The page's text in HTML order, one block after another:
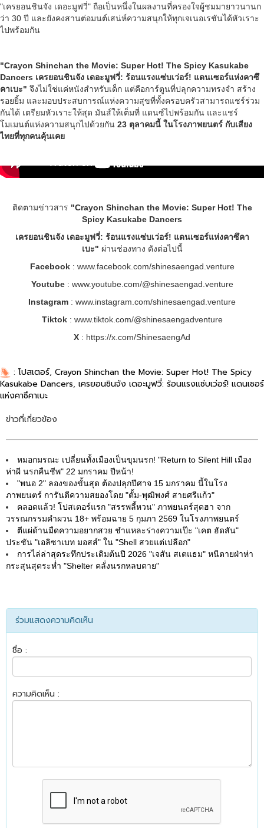
"เครยอนชินจัง เดอะมูฟวี่" ถือเป็นหนึ่งในผลงานที่ครองใจผู้ชมมายาวนานก
ว่า 30 ปี และยังคงสานต่อมนต์เสน่ห์ความสนุกให้ทุกเจเนอเรชันได้หัวเราะ
ไปพร้อมกัน
"Crayon Shinchan the Movie: Super Hot! The Spicy Kasukabe
Dancers เครยอนชินจัง เดอะมูฟวี่: ร้อนแรงแซ่บเว่อร์! แดนเซอร์แห่งคาซึ
คาเบะ" จึงไม่ใช่แค่หนังสำหรับเด็ก แต่คือการ์ตูนที่ปลุกความทรงจำ สร้าง
รอยยิ้ม และมอบประสบการณ์แห่งความสุขที่ทั้งครอบครัวสามารถแชร์ร่วม
กันได้ เตรียมหัวเราะให้สุด มันส์ให้เต็มที่ แดนซ์ไปพร้อมกัน และแชร์
โมเมนต์แห่งความสนุกไปด้วยกัน 23 ตุลาคมนี้ ในโรงภาพยนตร์ กับเสียง
ไทยที่ทุกคนคุ้นเคย
ติดตามข่าวสาร "Crayon Shinchan the Movie: Super Hot! The
Spicy Kasukabe Dancers
เครยอนชินจัง เดอะมูฟวี่: ร้อนแรงแซ่บเว่อร์! แดนเซอร์แห่งคาซึคา
เบะ" ผ่านช่องทาง ดังต่อไปนี้
Facebook: www.facebook.com/shinesaengad.venture
Youtube : www.youtube.com/@shinesaengad.venture
Instagram : www.instagram.com/shinesaengad.venture
Tiktok: www.tiktok.com/@shinesaengadventure
X : https://x.com/ShinesaengAd
: โปสเตอร์, Crayon Shinchan the Movie: Super Hot! The Spicy
Kasukabe Dancers, เครยอนชินจัง เดอะมูฟวี่: ร้อนแรงแซ่บเว่อร์! แดนเซอร์
แห่งคาซึคาเบะ
ข่าวที่เกี่ยวข้อง
หมอกมรณะ เปลี่ยนทั้งเมืองเป็นขุมนรก! "Return to Silent Hill เมือง
ห่าผี นรกคืนชีพ" 22 มกราคม ปีหน้า!
"พนอ 2" ลองของขั้นสุด ต้องปลุกปีศาจ 15 มกราคม นี้ในโรง
ภาพยนตร์ การันตีความสยองโดย "ตั้ม-พุฒิพงศ์ สายศรีแก้ว"
คลอดแล้ว! โปสเตอร์แรก "สรรพลี้หวน" ภาพยนตร์สุดฮา จาก
วรรณกรรมคำผวน 18+ พร้อมฉาย 5 กุมภา 2569 ในโรงภาพยนตร์
ตีแผ่ด้านมืดความอยากสวย ชำแหละร่างความเป๊ะ "เคต ฮัดสัน"
ประชัน "เอลิซาเบท มอสส์" ใน "Shell สวยแต่เปลือก"
การไล่ล่าสุดระทึกประเดิมต้นปี 2026 "เจสัน สเตแธม" หนีตายฝ่าห่า
กระสุนสุดระห่ำ "Shelter คลั่งนรกหลบตาย"
ร่วมแสดงความคิดเห็น
ชื่อ :
ความคิดเห็น :